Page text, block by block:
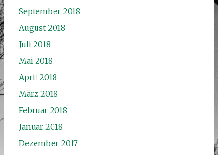
September 2018
August 2018
Juli 2018
Mai 2018
April 2018
März 2018
Februar 2018
Januar 2018
Dezember 2017